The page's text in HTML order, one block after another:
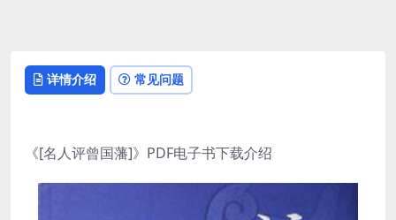
详情介绍 常见问题
《[名人评曾国藩]》PDF电子书下载介绍